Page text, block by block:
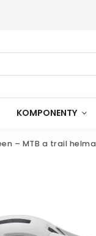
KOMPONENTY
– MTB a trail helma